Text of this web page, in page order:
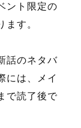
ント限定の
ます。
話のネタバ
には、メイ
で読了後で